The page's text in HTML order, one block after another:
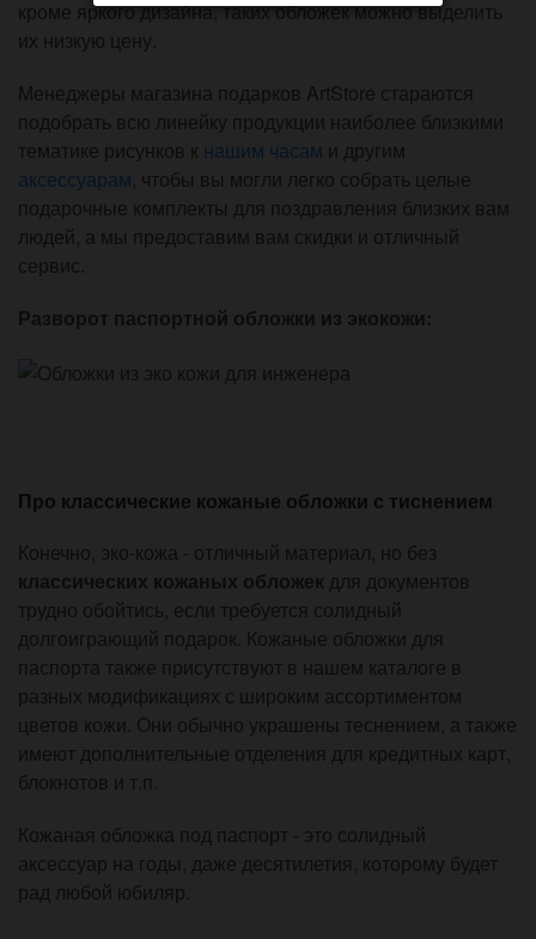
кроме яркого дизайна, таких обложек можно выделить
их низкую цену.
Менеджеры магазина подарков ArtStore стараются
подобрать всю линейку продукции наиболее близкими
тематике рисунков к нашим часам и другим
аксессуарам, чтобы вы могли легко собрать целые
подарочные комплекты для поздравления близких вам
людей, а мы предоставим вам скидки и отличный
сервис.
Разворот паспортной обложки из экокожи:
Про классические кожаные обложки с тиснением
Конечно, эко-кожа - отличный материал, но без
классических кожаных обложек для документов
трудно обойтись, если требуется солидный
долгоиграющий подарок. Кожаные обложки для
паспорта также присутствуют в нашем каталоге в
разных модификациях с широким ассортиментом
цветов кожи. Они обычно украшены теснением, а также
имеют дополнительные отделения для кредитных карт,
блокнотов и т.п.
Кожаная обложка под паспорт - это солидный
аксессуар на годы, даже десятилетия, которому будет
рад любой юбиляр.